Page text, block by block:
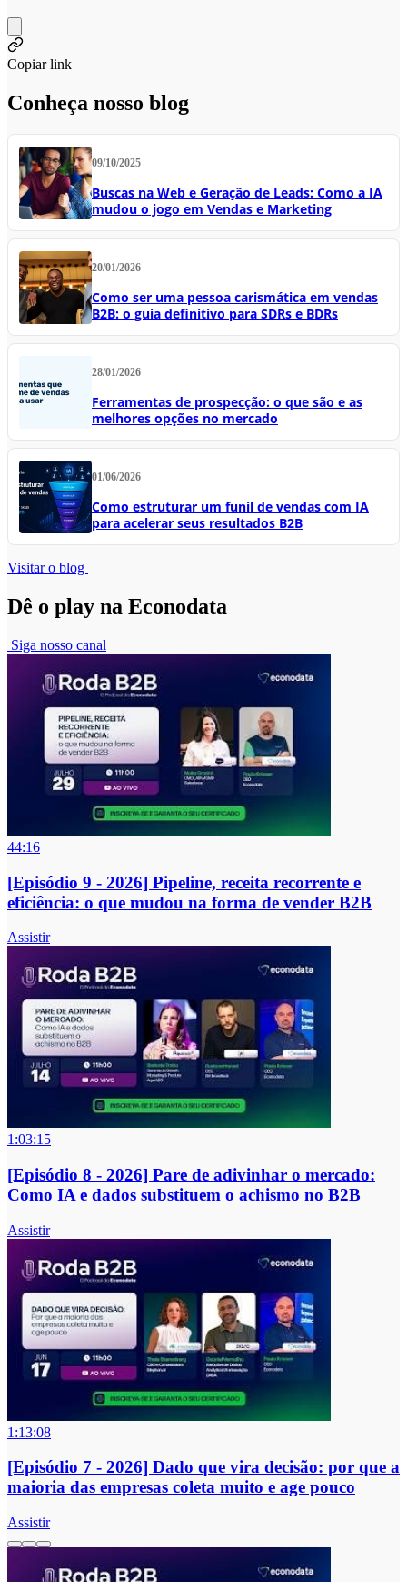
Copiar link
Conheça nosso blog
09/10/2025
Buscas na Web e Geração de Leads: Como a IA
mudou o jogo em Vendas e Marketing
20/01/2026
Como ser uma pessoa carismática em vendas
B2B: o guia definitivo para SDRs e BDRs
28/01/2026
Ferramentas de prospecção: o que são e as
melhores opções no mercado
01/06/2026
Como estruturar um funil de vendas com IA
para acelerar seus resultados B2B
Visitar o blog
Dê o play na Econodata
Siga nosso canal
44:16
[Episódio 9 - 2026] Pipeline, receita recorrente e
eficiência: o que mudou na forma de vender B2B
Assistir
1:03:15
[Episódio 8 - 2026] Pare de adivinhar o mercado:
Como IA e dados substituem o achismo no B2B
Assistir
1:13:08
[Episódio 7 - 2026] Dado que vira decisão: por que a
maioria das empresas coleta muito e age pouco
Assistir